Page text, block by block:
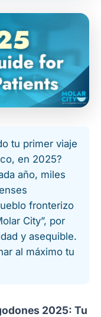
tu primer viaje
en 2025?
año, miles
fronterizo
City”, por
y asequible.
al máximo tu
2025: Tu